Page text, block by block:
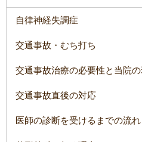
自律神経失調症
交通事故・むち打ち
交通事故治療の必要性と当院
交通事故直後の対応
医師の診断を受けるまでの流れ